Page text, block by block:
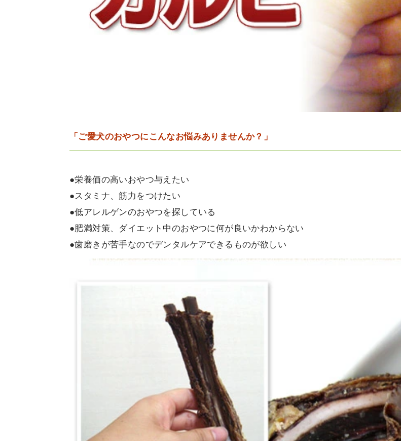
「ご愛犬のおやつにこんなお悩みありませんか？」
●栄養価の高いおやつ与えたい
●スタミナ、筋力をつけたい
●低アレルゲンのおやつを探している
●肥満対策、ダイエット中のおやつに何が良いかわからない
●歯磨きが苦手なのでデンタルケアできるものが欲しい